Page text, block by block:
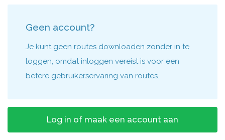
Geen account?
Je kunt geen routes downloaden zonder in te
loggen, omdat inloggen vereist is voor een
betere gebruikerservaring van routes.
Log in of maak een account aan